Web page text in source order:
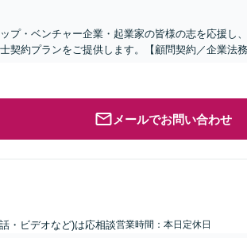
プ・ベンチャー企業・起業家の皆様の志を応援し
約プランをご提供します。【顧問契約／企業法務
メールでお問い合わせ
・ビデオなど)は応相談営業時間：本日定休日